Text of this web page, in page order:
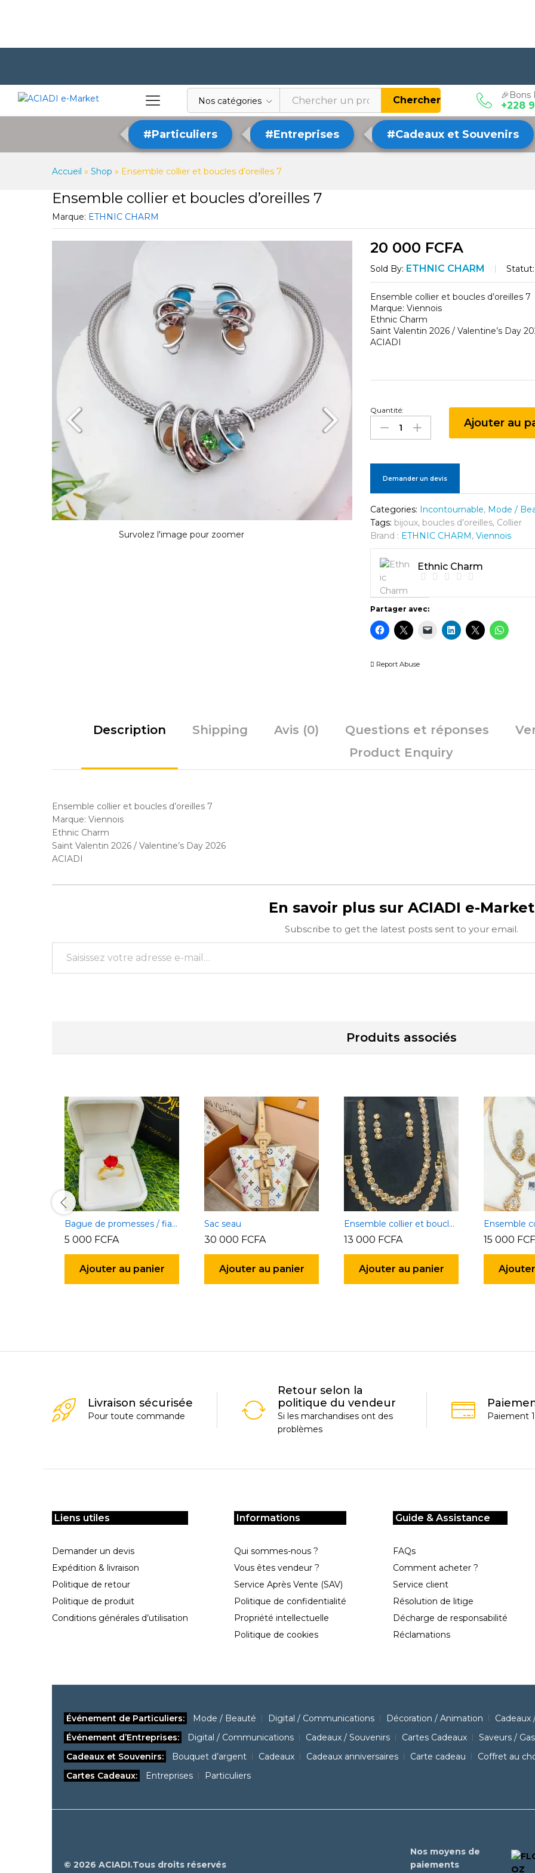
Nos catégories Chercher 🎉Bons
+228
#Particuliers #Entreprises #Cadeaux et Souvenirs
Accueil » Shop » Ensemble collier et boucles d’oreilles 7
Ensemble collier et boucles d’oreilles 7
Marque: ETHNIC CHARM
Survolez l'image pour zoomer
20 000 FCFA
Sold By: ETHNIC CHARM Statut:
Ensemble collier et boucles d’oreilles 7
Marque: Viennois
Ethnic Charm
Saint Valentin 2026 / Valentine’s Day
ACIADI
Ensemble
collier
et
d’oreilles
quantité
Quantité:
Ajouter au
Demander un devis
Categories: Incontournable, Mode /
Tags: bijoux, boucles d’oreilles, Collier
Brand : ETHNIC CHARM,Viennois
Ethnic Charm
Partager avec:
Report Abuse
Description Shipping Avis (0) Questions et réponses
Product Enquiry
Ensemble collier et boucles d’oreilles 7
Marque: Viennois
Ethnic Charm
Saint Valentin 2026 / Valentine’s Day 2026
ACIADI
En savoir plus sur ACIADI e-Market
Subscribe to get the latest posts sent to your email.
Saisissez votre adresse e-mail…
Produits associés
Bague de promesses / fiançailles
5 000 FCFA
Ajouter au panier
Sac seau
30 000 FCFA
Ajouter au panier
Ensemble collier et boucles d’oreilles 6
13 000 FCFA
Ajouter au panier
15 000
Livraison sécurisée
Pour toute commande
Retour selon la
politique du vendeur
Si les marchandises ont des
problèmes
Paiement
Liens utiles
Demander un devis
Expédition & livraison
Politique de retour
Politique de produit
Conditions générales d’utilisation
Informations
Qui sommes-nous ?
Vous êtes vendeur ?
Service Après Vente (SAV)
Politique de confidentialité
Propriété intellectuelle
Politique de cookies
Guide & Assistance
FAQs
Comment acheter ?
Service client
Résolution de litige
Décharge de responsabilité
Réclamations
Événement de Particuliers: Mode / Beauté Digital / Communications Décoration / Animation
Cadeaux
Événement d’Entreprises:
Digital / Communications Cadeaux / Souvenirs Cartes Cadeaux
Saveurs /
Cadeaux et Souvenirs:
Bouquet d’argent Cadeaux Cadeaux anniversaires Carte cadeau Coffret au
Cartes Cadeaux:
Entreprises Particuliers
© 2026 ACIADI.Tous droits réservés
Nos moyens de
paiements